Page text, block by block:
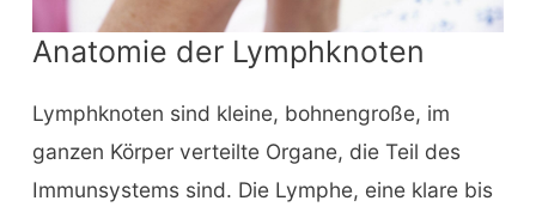
Anatomie der Lymphknoten
Lymphknoten sind kleine, bohnengroße, im
ganzen Körper verteilte Organe, die Teil des
Immunsystems sind. Die Lymphe, eine klare bis